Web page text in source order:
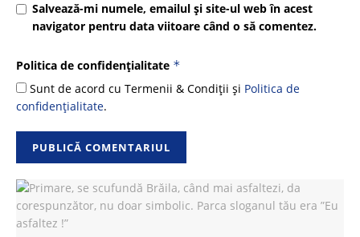
Salvează-mi numele, emailul și site-ul web în acest
navigator pentru data viitoare când o să comentez.
Politica de confidențialitate *
Sunt de acord cu Termenii & Condiții și Politica de
confidențialitate.